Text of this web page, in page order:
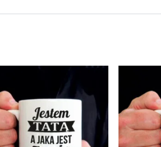
Be įpakavimo
yra įsigiję šį produktą.